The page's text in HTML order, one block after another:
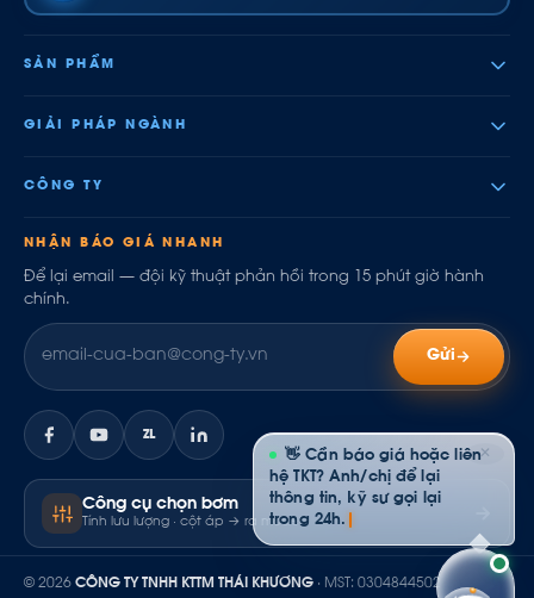
SẢN PHẨM
GIẢI PHÁP NGÀNH
CÔNG TY
NHẬN BÁO GIÁ NHANH
Để lại email — đội kỹ thuật phản hồi trong 15 phút giờ hành
chính.
Gửi
ZL
Công cụ chọn bơm
Tính lưu lượng · cột áp → ra model
© 2026 CÔNG TY TNHH KTTM THÁI KHƯƠNG · MST: 0304844502
✕
👋 Cần báo giá hoặc liên
hệ TKT? Anh/chị để lại
thông tin, kỹ sư gọi lại
trong 24h.